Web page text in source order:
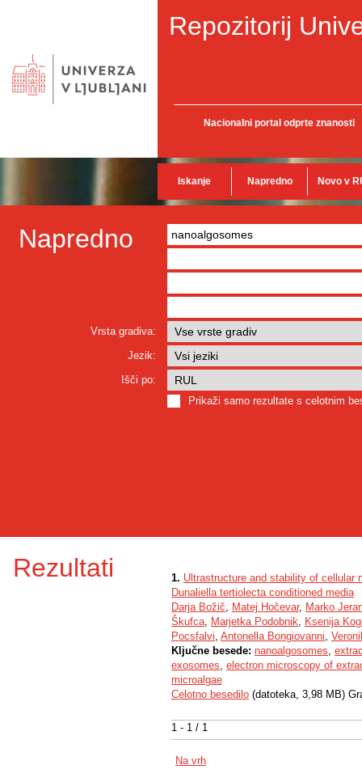
Repozitorij
Nacionalni portal odprte znanosti
Iskanje Napredno Novo v
Napredno
Vrsta gradiva:
Jezik:
Išči po:
Prikaži samo rezultate s celotnim
Rezultati
1 - 1 / 1
1. Ultrastructure and stability of cellular
Dunaliella tertiolecta conditioned media
Darja Božič, Matej Hočevar, Marko
Škufca, Marjetka Podobnik, Ksenija
Pocsfalvi, Antonella Bongiovanni,
Ključne besede: nanoalgosomes,
exosomes, electron microscopy of
microalgae
Celotno besedilo (datoteka, 3,98 MB)
Na vrh